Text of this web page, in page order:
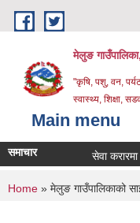
Skip to main content
मेलुङ
"कृषि, पशु, वन,
स्वास्थ्य, शिक्षा,
Main menu
समाचार सेवा करारमा
You are
Home » मेलुङ गाउँपालिकाको